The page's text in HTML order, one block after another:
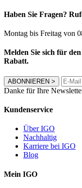
Haben Sie Fragen?
Montag bis Freitag von
Melden Sie sich für
Rabatt.
ABONNIEREN >
Danke für Ihre
Kundenservice
Über IGO
Nachhaltig
Karriere bei IGO
Blog
Mein IGO